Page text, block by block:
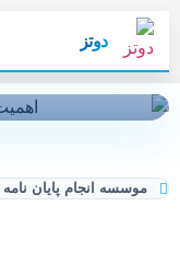
دوتز
موسسه انجام پایان نامه